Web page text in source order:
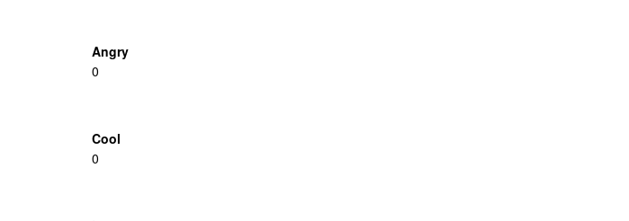
Angry
0
Cool
0